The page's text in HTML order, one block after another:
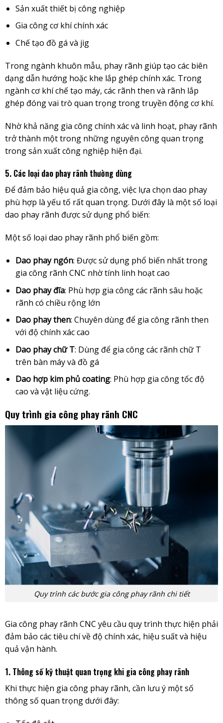
Sản xuất thiết bị công nghiệp
Gia công cơ khí chính xác
Chế tạo đồ gá và jig
Trong ngành khuôn mẫu, phay rãnh giúp tạo các biên
dạng dẫn hướng hoặc khe lắp ghép chính xác. Trong
ngành cơ khí chế tạo máy, các rãnh then và rãnh lắp
ghép đóng vai trò quan trọng trong truyền động cơ khí.
Nhờ khả năng gia công chính xác và linh hoạt, phay rãnh
trở thành một trong những nguyên công quan trọng
trong sản xuất công nghiệp hiện đại.
5. Các loại dao phay rãnh thường dùng
Để đảm bảo hiệu quả gia công, việc lựa chọn dao phay
phù hợp là yếu tố rất quan trọng. Dưới đây là một số loại
dao phay rãnh được sử dụng phổ biến:
Một số loại dao phay rãnh phổ biến gồm:
Dao phay ngón: Được sử dụng phổ biến nhất trong
gia công rãnh CNC nhờ tính linh hoạt cao
Dao phay đĩa: Phù hợp gia công các rãnh sâu hoặc
rãnh có chiều rộng lớn
Dao phay then: Chuyên dùng để gia công rãnh then
với độ chính xác cao
Dao phay chữ T: Dùng để gia công các rãnh chữ T
trên bàn máy và đồ gá
Dao hợp kim phủ coating: Phù hợp gia công tốc độ
cao và vật liệu cứng.
Quy trình gia công phay rãnh CNC
Quy trình các bước gia công phay rãnh chi tiết
Gia công phay rãnh CNC yêu cầu quy trình thực hiện phải
đảm bảo các tiêu chí về độ chính xác, hiệu suất và hiệu
quả vận hành.
1. Thông số kỹ thuật quan trọng khi gia công phay rãnh
Khi thực hiện gia công phay rãnh, cần lưu ý một số
thông số quan trọng dưới đây: